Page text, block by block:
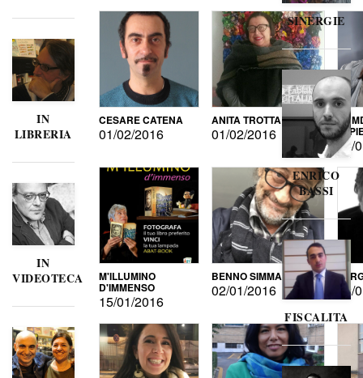
IN
LIBRERIA
IN
VIDEOTECA
CESARE CATENA
01/02/2016
ANITA TROTTA
01/02/2016 DI
15/
M'ILLUMINO
D'IMMENSO
15/01/2016
BENNO SIMMA
02/01/2016
SINERGIE
ENRICO
BASSI
FISCALITA